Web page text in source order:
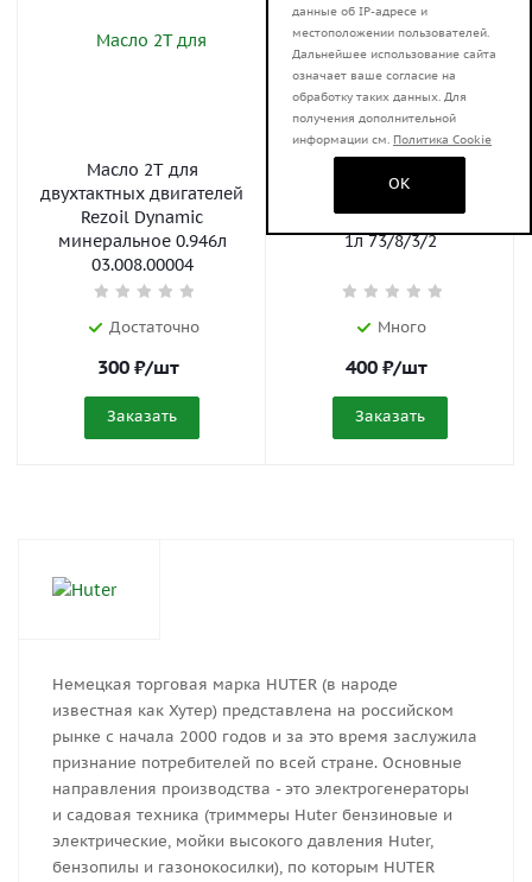
Масло 2T для
двухтактных двигателей
Rezoil Dynamic
минеральное 0.946л
03.008.00004
Достаточно
300₽/шт
Заказать
двухтактных двигателей
Huter полусинтетическое
1л 73/8/3/2
Много
400₽/шт
Заказать
Немецкая торговая марка HUTER (в народе
известная как Хутер) представлена на российском
рынке с начала 2000 годов и за это время заслужила
признание потребителей по всей стране. Основные
направления производства - это электрогенераторы
и садовая техника (триммеры Huter бензиновые и
электрические, мойки высокого давления Huter,
бензопилы и газонокосилки), по которым HUTER
данные об IP-адресе и
местоположении пользователей.
Дальнейшее использование сайта
означает ваше согласие на
обработку таких данных. Для
получения дополнительной
информации см. Политика Cookie
OK